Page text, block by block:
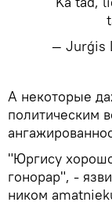
— Jurģis
​А некоторые
политическим
"Юргису
гонорар", -
ником